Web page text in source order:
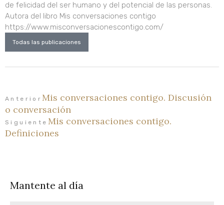
de felicidad del ser humano y del potencial de las personas.
Autora del libro Mis conversaciones contigo
https://www.misconversacionescontigo.com/
Todas las publicaciones
Ant
AnteriorMis conversaciones contigo. Discusión
o conversación
Siguiente Mis conversaciones contigo.
Definiciones
Siguiente
Mantente al día